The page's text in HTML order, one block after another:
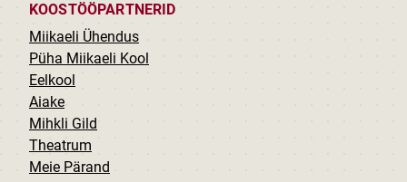
KOOSTÖÖPARTNERID
Miikaeli Ühendus
Püha Miikaeli Kool
Eelkool
Aiake
Mihkli Gild
Theatrum
Meie Pärand